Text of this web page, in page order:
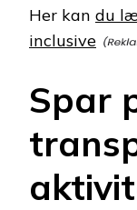
Her kan du
inclusive
Spar